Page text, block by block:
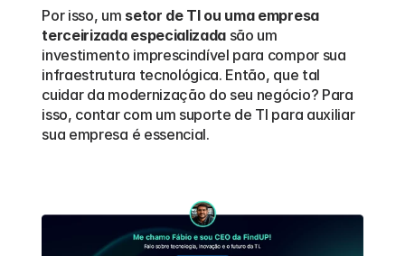
Por isso, um setor de TI ou uma empresa
terceirizada especializada são um
investimento imprescindível para compor sua
infraestrutura tecnológica. Então, que tal
cuidar da modernização do seu negócio? Para
isso, contar com um suporte de TI para auxiliar
sua empresa é essencial.